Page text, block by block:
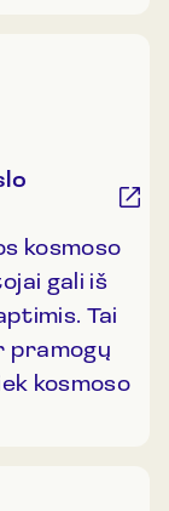
kosmoso
gali iš
Tai
pramogų
kosmoso